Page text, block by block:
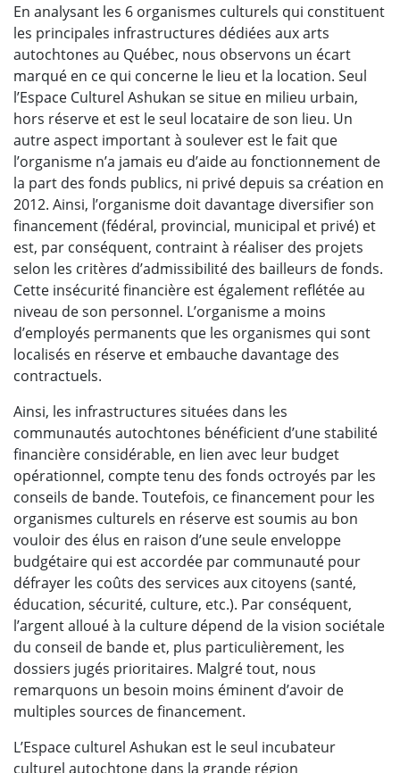
En analysant les 6 organismes culturels qui constituent
les principales infrastructures dédiées aux arts
autochtones au Québec, nous observons un écart
marqué en ce qui concerne le lieu et la location. Seul
l’Espace Culturel Ashukan se situe en milieu urbain,
hors réserve et est le seul locataire de son lieu. Un
autre aspect important à soulever est le fait que
l’organisme n’a jamais eu d’aide au fonctionnement de
la part des fonds publics, ni privé depuis sa création en
2012. Ainsi, l’organisme doit davantage diversifier son
financement (fédéral, provincial, municipal et privé) et
est, par conséquent, contraint à réaliser des projets
selon les critères d’admissibilité des bailleurs de fonds.
Cette insécurité financière est également reflétée au
niveau de son personnel. L’organisme a moins
d’employés permanents que les organismes qui sont
localisés en réserve et embauche davantage des
contractuels.
Ainsi, les infrastructures situées dans les
communautés autochtones bénéficient d’une stabilité
financière considérable, en lien avec leur budget
opérationnel, compte tenu des fonds octroyés par les
conseils de bande. Toutefois, ce financement pour les
organismes culturels en réserve est soumis au bon
vouloir des élus en raison d’une seule enveloppe
budgétaire qui est accordée par communauté pour
défrayer les coûts des services aux citoyens (santé,
éducation, sécurité, culture, etc.). Par conséquent,
l’argent alloué à la culture dépend de la vision sociétale
du conseil de bande et, plus particulièrement, les
dossiers jugés prioritaires. Malgré tout, nous
remarquons un besoin moins éminent d’avoir de
multiples sources de financement.
L’Espace culturel Ashukan est le seul incubateur
culturel autochtone dans la grande région